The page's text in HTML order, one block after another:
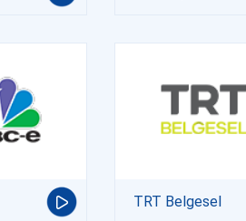
TRT Belgesel